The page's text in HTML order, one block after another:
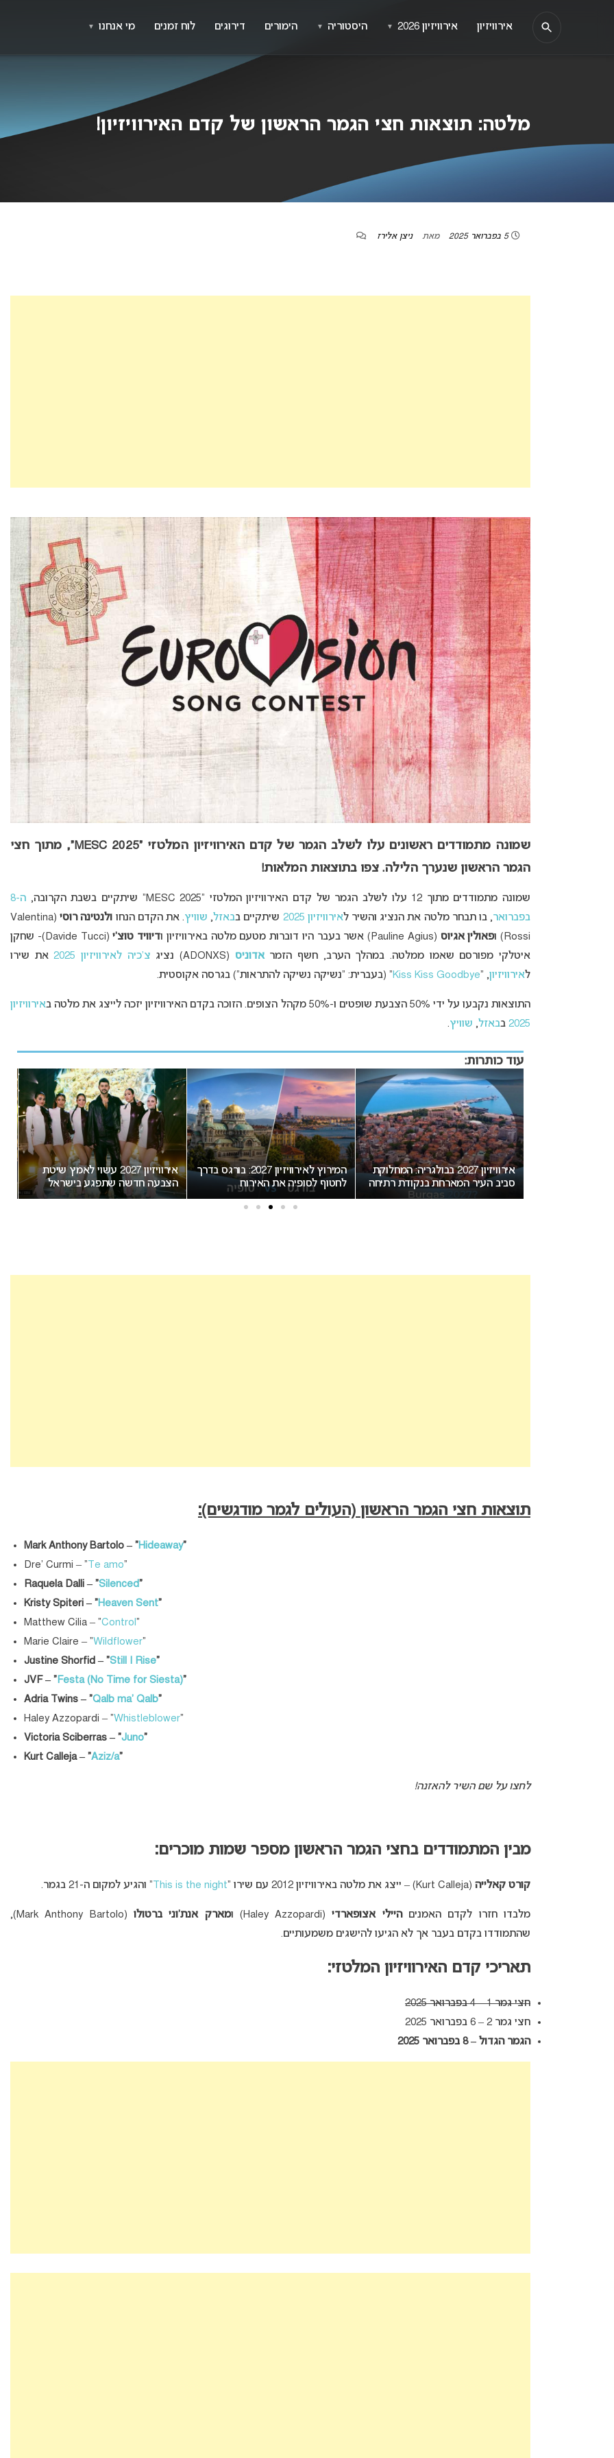
מלטה: תוצאות חצי הגמר הראשון של קדם האירוויזיון!
5 בפברואר 2025 מאת ניצן אלירז
שמונה מתמודדים ראשונים עלו לשלב הגמר של קדם האירוויזיון המלטזי “MESC 2025”, מתוך חצי
הגמר הראשון שנערך הלילה. צפו בתוצאות המלאות!
שמונה מתמודדים מתוך 12 עלו לשלב הגמר של קדם האירוויזיון המלטזי “MESC 2025” שיתקיים בשבת הקרובה,
ה-8
בפברואר, בו תבחר מלטה את הנציג והשיר לאירוויזיון 2025 שיתקיים בבאזל, שוויץ. את הקדם הנחו ולנטינה רוסי (Valentina
Rossi) ו
פאולין אגיוס (Pauline Agius) אשר בעבר היו דוברות מטעם מלטה באירוויזיון ו דיוויד טוצ’י
(Davide Tucci)- שחקן
איטלקי מפורסם שאמו ממלטה. במהלך הערב, חשף הזמראדוניס (ADONXS) נציג צ’כיה לאירוויזיון 2025
את שירו
לאירוויזיון, “
Kiss Kiss Goodbye” (בעברית: “נשיקה נשיקה להתראות”) בגרסה אקוסטית.
התוצאות נקבעו על ידי 50% הצבעת שופטים ו-50% מקהל הצופים. הזוכה בקדם האירוויזיון יזכה לייצג את מלטה ב
אירוויזיון
2025 בבאזל, שוויץ.
עוד כותרות:
אירוויזיון 2027 בבולגריה: המחלוקת
סביב העיר המארחת בנקודת רתיחה
המירוץ לאירוויזיון 2027: בורגס בדרך
לחטוף לסופיה את האירוח
אירוויזיון 2027 עשוי לאמץ שיטת
הצבעה חדשה שתפגע בישראל
תוצאות חצי הגמר הראשון (העולים לגמר מודגשים):
Mark Anthony Bartolo – “Hideaway“
Dre’ Curmi – “ Te amo“
Raquela Dalli – “Silenced“
Kristy Spiteri – “Heaven Sent“
Matthew Cilia – “Control “
Marie Claire – “Wildflower“
Justine Shorfid – “Still I Rise“
JVF – “Festa (No Time for Siesta)“
Adria Twins – “Qalb ma’ Qalb“
Haley Azzopardi – “Whistleblower“
Victoria Sciberras – “Juno“
Kurt Calleja – “Aziz/a“
לחצו על שם השיר להאזנה!
מבין המתמודדים בחצי הגמר הראשון מספר שמות מוכרים:
קורט קאלייה (Kurt Calleja) – ייצג את מלטה באירוויזיון 2012 עם שירו “ This is the night ” והגיע למקום ה-21 בגמר.
מלבדו חזרו לקדם האמניםהיילי אצופארדי (Haley Azzopardi) ו מארק אנת’וני ברטולו
(Mark Anthony Bartolo),
שהתמודדו בקדם בעבר אך לא הגיעו להישגים משמעותיים.
תאריכי קדם האירוויזיון המלטזי:
חצי גמר 1 – 4 בפברואר 2025
חצי גמר 2 – 6 בפברואר 2025
הגמר הגדול – 8 בפברואר 2025
אירוויזיון אירוויזיון 2026 ▼ היסטוריה ▼ הימורים דירוגים לוח זמנים מי אנחנו ▼